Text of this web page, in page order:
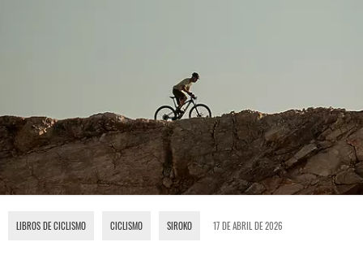
LIBROS DE CICLISMO CICLISMO SIROKO 17 DE ABRIL DE 2026